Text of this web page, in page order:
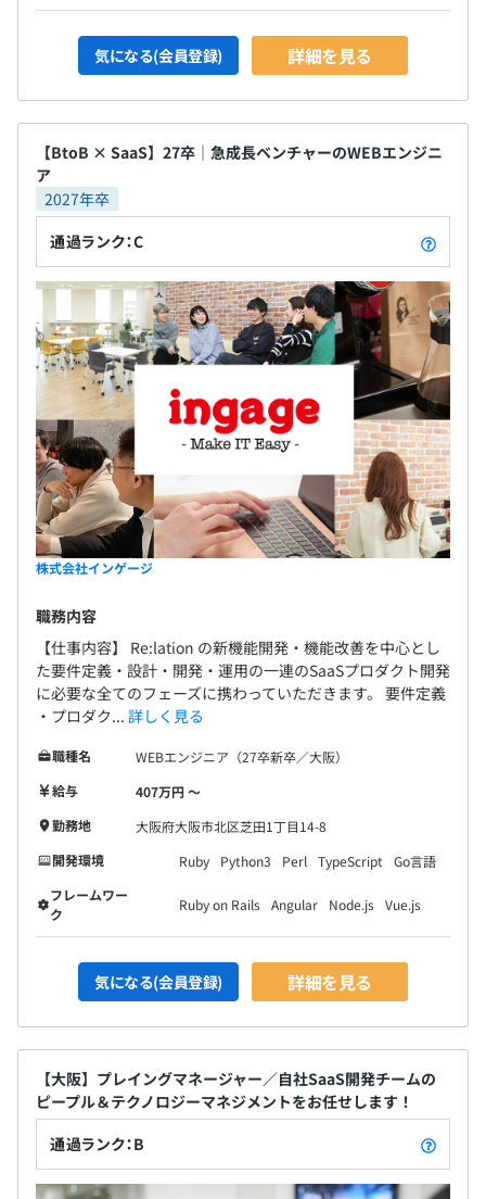
います。
・上司と隔週で1on1の時間を設けています。
・エンジニアは、スペシャリストとマネジメントの2パタ
ーンのキャリアが用意されています。
▼職能横断で構成されています。
プロダクトマネージャー・デザイナー・ソフトウェアエン
ジニア・機械学習エンジニアが所属しています。
スクラムによるアジャイル開発手法を用いて、機能ごとに
1〜2名で開発を担当します。
気になる(会員登録) 詳細を見る
【BtoB × SaaS】27卒｜急成長ベンチャーのWEBエンジニ
ア
2027年卒
通過ランク：C
株式会社インゲージ
職務内容
【仕事内容】 Re:lation の新機能開発・機能改善を中心とし
た要件定義・設計・開発・運用の一連のSaaSプロダクト開発
に必要な全てのフェーズに携わっていただきます。 要件定義
・プロダク... 詳しく見る
職種名
WEBエンジニア（27卒新卒／大阪）
給与
407万円 〜
勤務地
大阪府大阪市北区芝田1丁目14-8
開発環境
Ruby Python3 Perl TypeScript
Go言語
フレームワー
ク
Ruby on Rails Angular Node.js Vue.js
気になる(会員登録) 詳細を見る
【大阪】プレイングマネージャー／自社SaaS開発チームの
ピープル＆テクノロジーマネジメントをお任せします！
通過ランク：B